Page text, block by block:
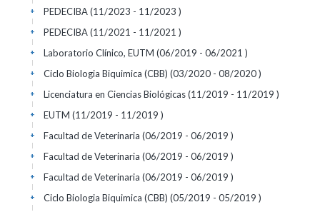
PEDECIBA (11/2023 - 11/2023 )
+
PEDECIBA (11/2021 - 11/2021 )
+
Laboratorio Clínico, EUTM (06/2019 - 06/2021 )
+
Ciclo Biologia Biquimica (CBB) (03/2020 - 08/2020 )
+
Licenciatura en Ciencias Biológicas (11/2019 - 11/2019 )
+
EUTM (11/2019 - 11/2019 )
+
Facultad de Veterinaria (06/2019 - 06/2019 )
+
Facultad de Veterinaria (06/2019 - 06/2019 )
+
Facultad de Veterinaria (06/2019 - 06/2019 )
+
Ciclo Biologia Biquimica (CBB) (05/2019 - 05/2019 )
+